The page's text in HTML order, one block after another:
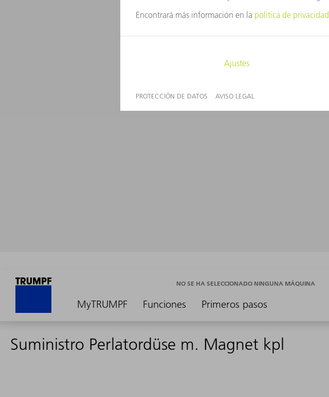
MyTRUMPF Funciones Primeros pasos
NO SE HA SELECCIONADO NINGUNA MÁQUINA
Suministro Perlatordüse m. Magnet kpl